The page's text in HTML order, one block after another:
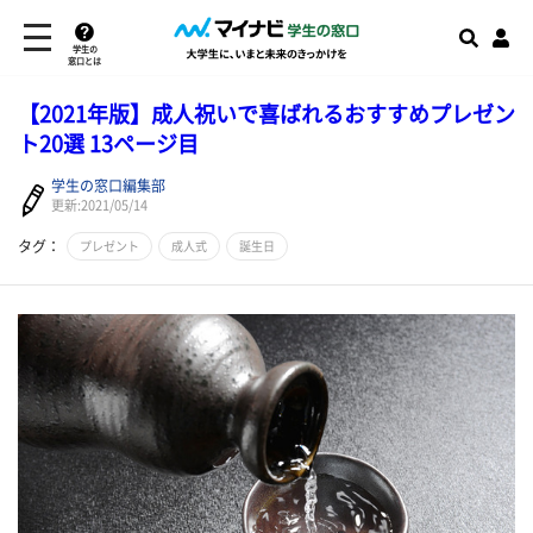
学生の
窓口とは
【2021年版】成人祝いで喜ばれるおすすめプレゼン
ト20選 13ページ目
学生の窓口編集部
更新:2021/05/14
タグ： プレゼント 成人式 誕生日